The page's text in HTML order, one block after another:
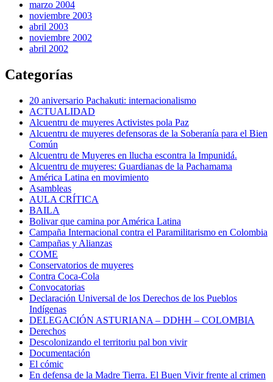
marzo 2004
noviembre 2003
abril 2003
noviembre 2002
abril 2002
Categorías
20 aniversario Pachakuti: internacionalismo
ACTUALIDAD
Alcuentru de muyeres Activistes pola Paz
Alcuentru de muyeres defensoras de la Soberanía para el Bien
Común
Alcuentru de Muyeres en llucha escontra la Impunidá.
Alcuentru de muyeres: Guardianas de la Pachamama
América Latina en movimiento
Asambleas
AULA CRÍTICA
BAILA
Bolivar que camina por América Latina
Campaña Internacional contra el Paramilitarismo en Colombia
Campañas y Alianzas
COME
Conservatorios de muyeres
Contra Coca-Cola
Convocatorias
Declaración Universal de los Derechos de los Pueblos
Indígenas
DELEGACIÓN ASTURIANA – DDHH – COLOMBIA
Derechos
Descolonizando el territoriu pal bon vivir
Documentación
El cómic
En defensa de la Madre Tierra. El Buen Vivir frente al crimen